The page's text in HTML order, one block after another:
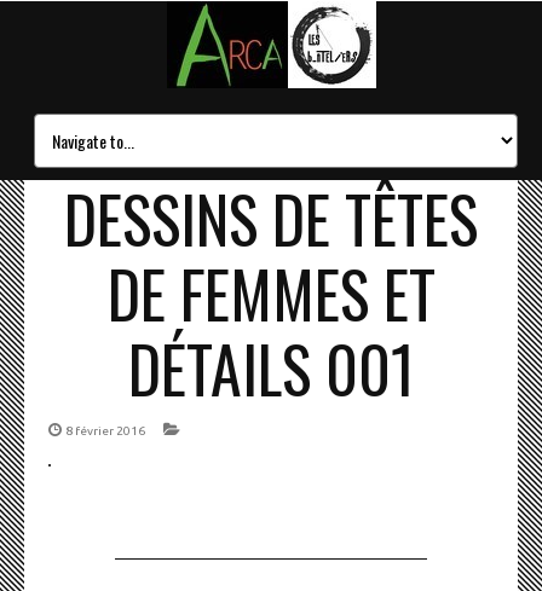
DESSINS DE TÊTES
DE FEMMES ET
DÉTAILS 001
8 février 2016